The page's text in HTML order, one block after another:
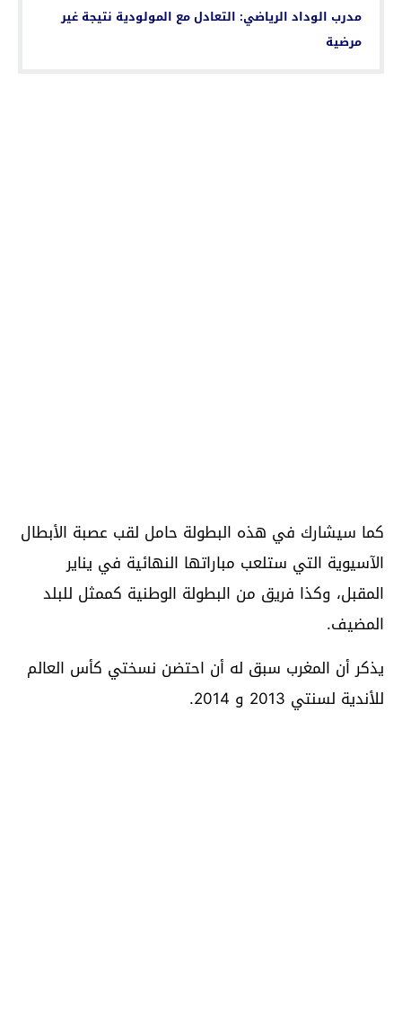
مدرب الوداد الرياضي: التعادل مع المولودية نتيجة غير
مرضية
كما سيشارك في هذه البطولة حامل لقب عصبة الأبطال
الآسيوية التي ستلعب مباراتها النهائية في يناير
المقبل، وكذا فريق من البطولة الوطنية كممثل للبلد
المضيف.
يذكر أن المغرب سبق له أن احتضن نسختي كأس العالم
للأندية لسنتي 2013 و 2014.